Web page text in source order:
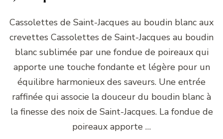
Cassolettes de Saint-Jacques au boudin blanc aux
crevettes Cassolettes de Saint-Jacques au boudin
blanc sublimée par une fondue de poireaux qui
apporte une touche fondante et légère pour un
équilibre harmonieux des saveurs. Une entrée
raffinée qui associe la douceur du boudin blanc à
la finesse des noix de Saint-Jacques. La fondue de
poireaux apporte …